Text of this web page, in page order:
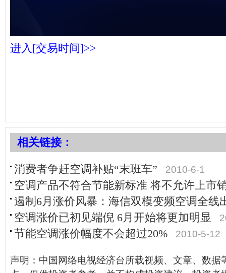
进入[交易时间]>>
相关链接：
消费者争赶空调补贴“末班车” 2010-6-1
空调产品不符合节能新标准 将不允许上市
遏制6月涨价风暴：海信双模变频空调全线
空调涨价已初见端倪 6月开始将更加明显
节能空调涨价幅度不会超过20% 2010-5-12
声明：中国网络电视经济台所载视频、文章、数据